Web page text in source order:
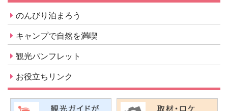
のんびり泊まろう
キャンプで自然を満喫
観光パンフレット
お役立ちリンク